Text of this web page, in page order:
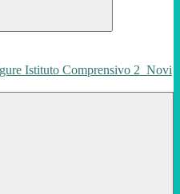
Istituto Comprensivo 2 Novi